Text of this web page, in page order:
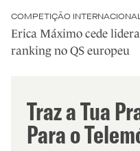
COMPETIÇÃO
Erica Máximo cede
ranking no QS europeu
Traz a Tua
Para o